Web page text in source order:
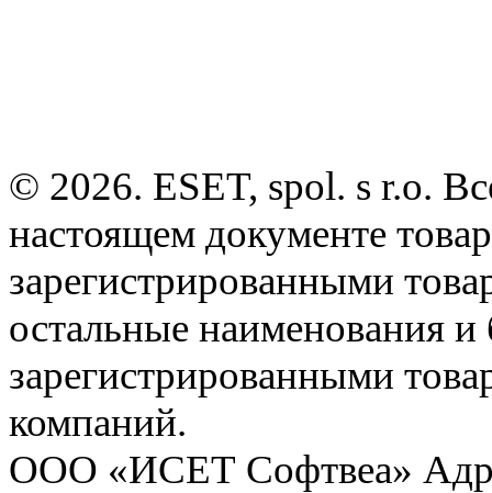
© 2026. ESET, spol. s r.o.
настоящем документе
зарегистрированными
остальные наименования
зарегистрированными
компаний.
ООО «ИСЕТ Софтвеа»